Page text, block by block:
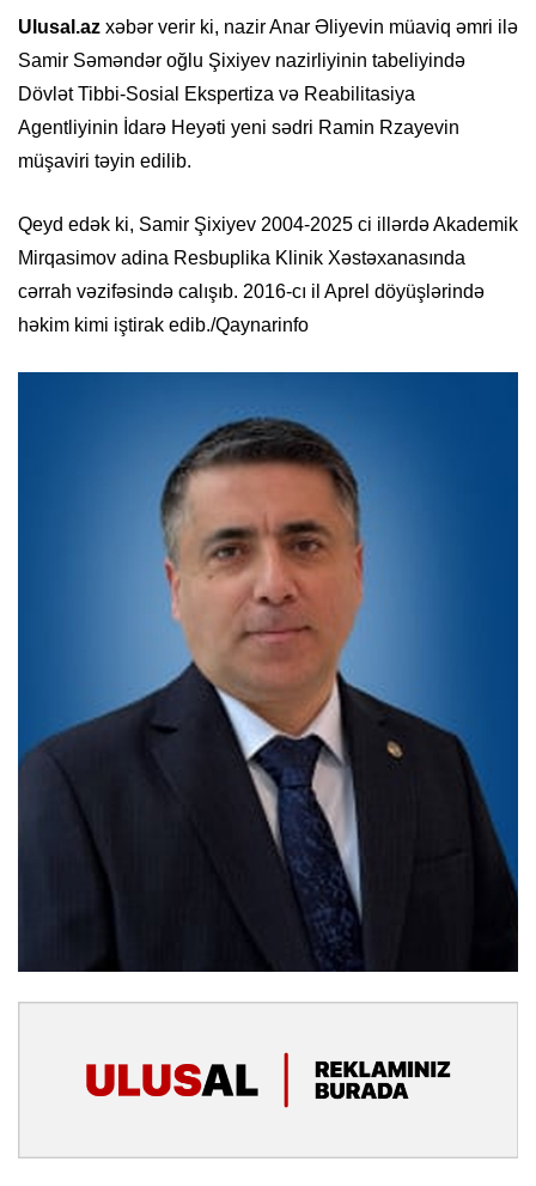
Ulusal.az xəbər verir ki, nazir Anar Əliyevin müaviq əmri ilə
Samir Səməndər oğlu Şixiyev nazirliyinin tabeliyində
Dövlət Tibbi-Sosial Ekspertiza və Reabilitasiya
Agentliyinin İdarə Heyəti yeni sədri Ramin Rzayevin
müşaviri təyin edilib.
Qeyd edək ki, Samir Şixiyev 2004-2025 ci illərdə Akademik
Mirqasimov adina Resbuplika Klinik Xəstəxanasında
cərrah vəzifəsində calışıb. 2016-cı il Aprel döyüşlərində
həkim kimi iştirak edib./Qaynarinfo